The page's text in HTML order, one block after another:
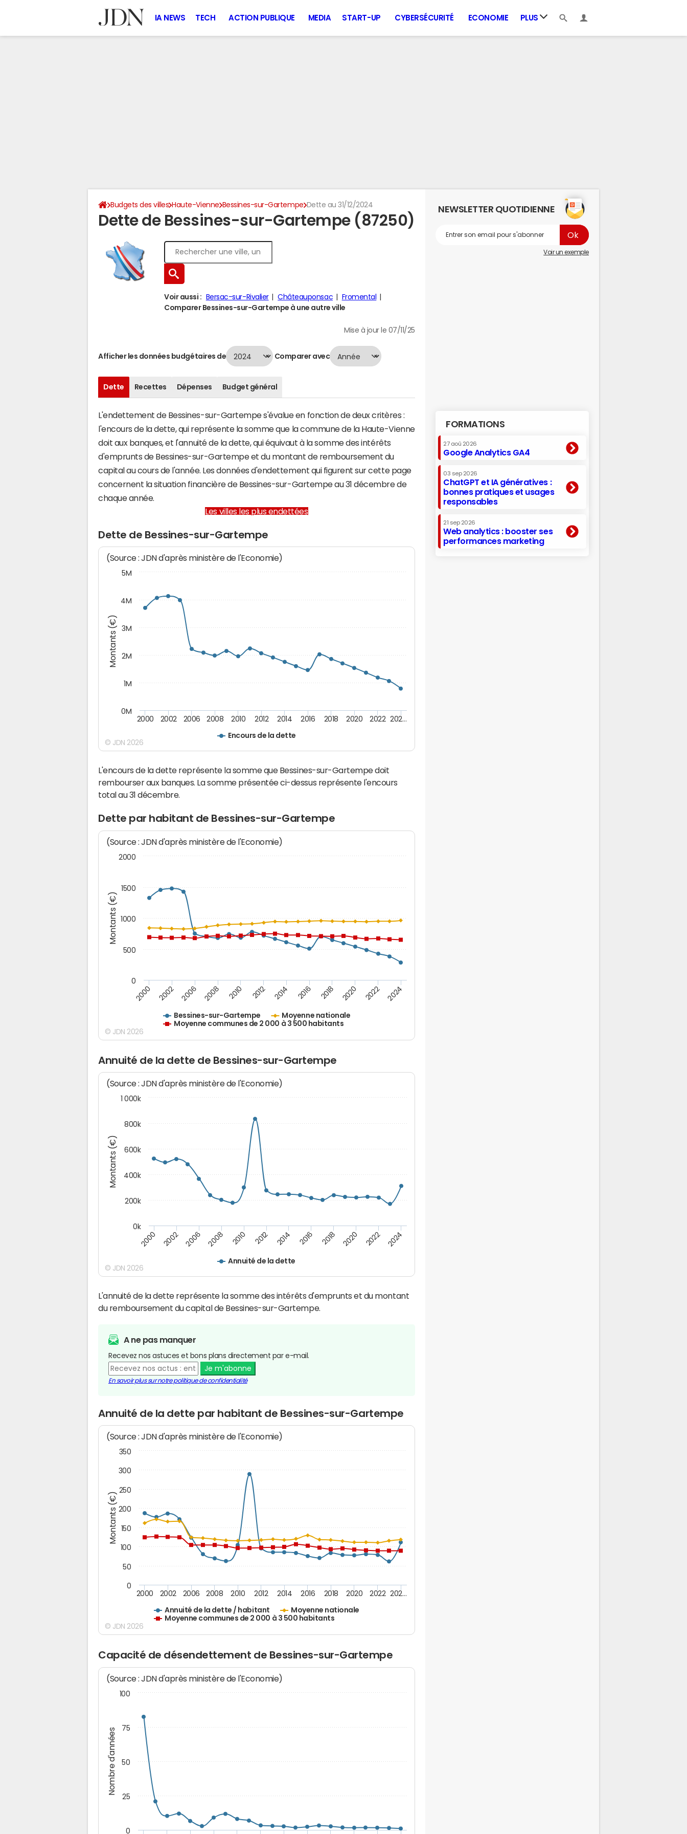
IA NEWS TECH ACTION PUBLIQUE MEDIA START-UP CYBERSÉCURITÉ ECONOMIE PLUS
Budgets des villes Haute-Vienne Bessines-sur-Gartempe Dette au 31/12/2024
Dette de Bessines-sur-Gartempe (87250)
Voir aussi : Bersac-sur-Rivalier Châteauponsac
Fromental
Comparer Bessines-sur-Gartempe à une autre ville
Mise à jour le 07/11/25
Afficher les données budgétaires de Comparer avec
Dette Recettes Dépenses Budget général
L'endettement de Bessines-sur-Gartempe s'évalue en fonction de deux critères :
l'encours de la dette, qui représente la somme que la commune de la Haute-Vienne
doit aux banques, et l'annuité de la dette, qui équivaut à la somme des intérêts
d'emprunts de Bessines-sur-Gartempe et du montant de remboursement du
capital au cours de l'année. Les données d'endettement qui figurent sur cette page
concernent la situation financière de Bessines-sur-Gartempe au 31 décembre de
chaque année.
Les villes les plus endettées
Dette de Bessines-sur-Gartempe
Montants (€)
(Source : JDN d'après ministère de l'Economie)
Encours de la dette
2000 2002 2006 2008 2010 2012 2014 2016 2018 2020 2022 202…
0M
1M
2M
3M
4M
5M
© JDN 2026
L'encours de la dette représente la somme que Bessines-sur-Gartempe doit
rembourser aux banques. La somme présentée ci-dessus représente l'encours
total au 31 décembre.
Dette par habitant de Bessines-sur-Gartempe
Montants (€)
(Source : JDN d'après ministère de l'Economie)
Bessines-sur-Gartempe
Moyenne nationale
Moyenne communes de 2 000 à 3 500 habitants
2000 2002 2006 2008 2010 2012 2014 2016 2018 2020 2022 2024
0
500
1000
1500
2000
© JDN 2026
Annuité de la dette de Bessines-sur-Gartempe
Montants (€)
(Source : JDN d'après ministère de l'Economie)
Annuité de la dette
2000 2002 2006 2008 2010 2012 2014 2016 2018 2020 2022 2024
0k
200k
400k
600k
800k
1 000k
© JDN 2026
L'annuité de la dette représente la somme des intérêts d'emprunts et du montant
du remboursement du capital de Bessines-sur-Gartempe.
A ne pas manquer
Recevez nos astuces et bons plans directement par e-mail.
Je m'abonne
En savoir plus sur notre politique de confidentialité
Annuité de la dette par habitant de Bessines-sur-Gartempe
Montants (€)
(Source : JDN d'après ministère de l'Economie)
Annuité de la dette / habitant
Moyenne nationale
Moyenne communes de 2 000 à 3 500 habitants
2000 2002 2006 2008 2010 2012 2014 2016 2018 2020 2022 202…
0
50
100
150
200
250
300
350
© JDN 2026
Capacité de désendettement de Bessines-sur-Gartempe
Nombre d'années
(Source : JDN d'après ministère de l'Economie)
0
25
50
75
100
NEWSLETTER QUOTIDIENNE
Voir un exemple
FORMATIONS
27 aoû 2026
Google Analytics GA4
03 sep 2026
ChatGPT et IA génératives :
bonnes pratiques et usages
responsables
21 sep 2026
Web analytics : booster ses
performances marketing